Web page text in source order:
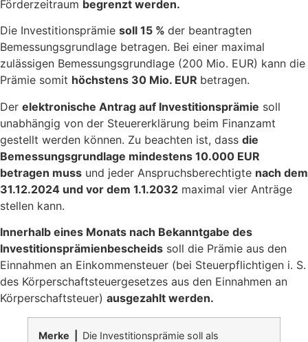
Förderzeitraum begrenzt werden.
Die Investitionsprämie soll 15 % der beantragten
Bemessungsgrundlage betragen. Bei einer maximal
zulässigen Bemessungsgrundlage (200 Mio. EUR) kann die
Prämie somit höchstens 30 Mio. EUR betragen.
Der elektronische Antrag auf Investitionsprämie soll
unabhängig von der Steuererklärung beim Finanzamt
gestellt werden können. Zu beachten ist, dass die
Bemessungsgrundlage mindestens 10.000 EUR
betragen muss und jeder Anspruchsberechtigte nach dem
31.12.2024 und vor dem 1.1.2032 maximal vier Anträge
stellen kann.
Innerhalb eines Monats nach Bekanntgabe des
Investitionsprämienbescheids soll die Prämie aus den
Einnahmen an Einkommensteuer (bei Steuerpflichtigen i. S.
des Körperschaftsteuergesetzes aus den Einnahmen an
Körperschaftsteuer) ausgezahlt werden.
Merke |
Die Investitionsprämie soll als